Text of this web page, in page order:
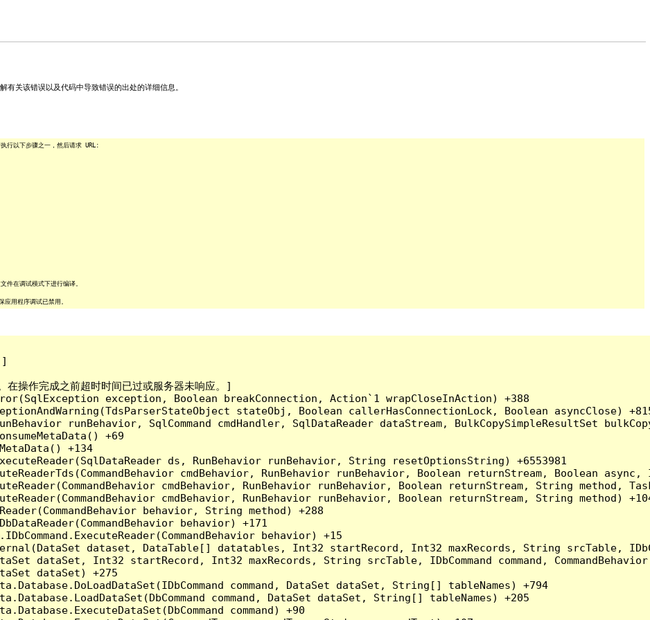
有关该错误以及代码中导致错误的出处的详细信息。
行以下步骤之一，然后请求 URL:
件在调试模式下进行编译。
用程序调试已禁用。
]
作完成之前超时时间已过或服务器未响应。]
exception, Boolean breakConnection, Action`1 wrapCloseInAction) +388
stateObj, Boolean callerHasConnectionLock, Boolean asyncClose)
runBehavior, SqlCommand cmdHandler, SqlDataReader dataStream, BulkCopySimpleResultSet
+69
+134
ds, RunBehavior runBehavior, String resetOptionsString) +6553981
cmdBehavior, RunBehavior runBehavior, Boolean returnStream, Boolean
cmdBehavior, RunBehavior runBehavior, Boolean returnStream, String method,
cmdBehavior, RunBehavior runBehavior, Boolean returnStream, String method)
behavior, String method) +288
behavior) +171
behavior) +15
dataset, DataTable[] datatables, Int32 startRecord, Int32 maxRecords, String srcTable,
dataSet, Int32 startRecord, Int32 maxRecords, String srcTable, IDbCommand command,
dataSet) +275
command, DataSet dataSet, String[] tableNames) +794
command, DataSet dataSet, String[] tableNames) +205
command) +90